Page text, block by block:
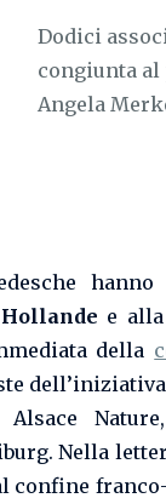
Dodici
congiunta al
Angela
e
della
Alsace
Nella
confine